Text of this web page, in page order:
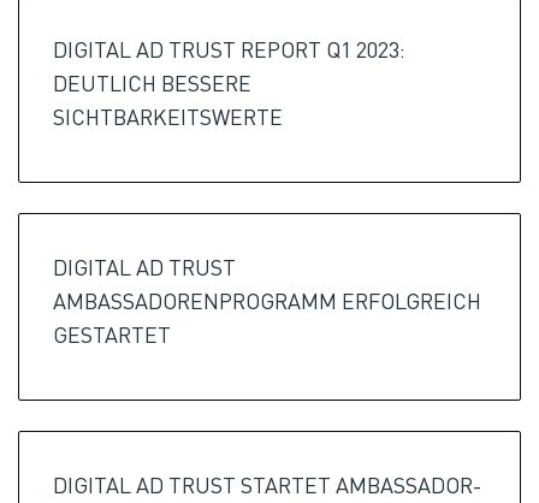
DIGITAL AD TRUST REPORT Q1 2023:
DEUTLICH BESSERE
SICHTBARKEITSWERTE
DIGITAL AD TRUST
AMBASSADORENPROGRAMM ERFOLGREICH
GESTARTET
DIGITAL AD TRUST STARTET AMBASSADOR-